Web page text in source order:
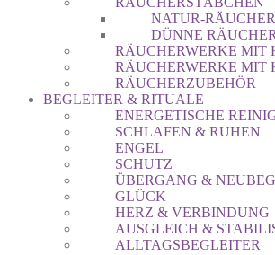
NATUR-
DÜNNE
RÄUCHERWERKE MIT
RÄUCHERWERKE MIT
RÄUCHERZUBEHÖR
BEGLEITER & RITUALE
ENERGETISCHE
SCHLAFEN & RUHEN
ENGEL
SCHUTZ
ÜBERGANG &
GLÜCK
HERZ & VERBINDUNG
AUSGLEICH &
ALLTAGSBEGLEITER